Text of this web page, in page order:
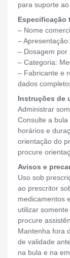
para suporte
Especificação
– Nome
–
– Dosagem por
– Categoria:
– Fabricante e
dados
Instruções de
Administrar
Consulte a
horários e
orientação do
procure
Avisos e
Uso sob
ao prescritor
medicamentos
utilizar
procure
Mantenha fora
de validade
na bula e na